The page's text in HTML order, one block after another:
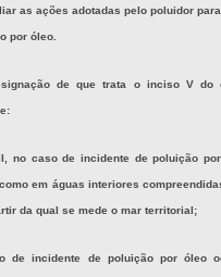
as ações adotadas pelo poluidor
por óleo.
de que trata o inciso V do
no caso de incidente de poluição
em águas interiores
da qual se mede o mar territorial;
de incidente de poluição por óleo